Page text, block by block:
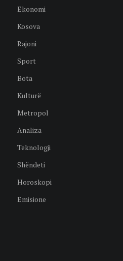
Ekonomi
Kosova
Rajoni
Sport
Bota
Kulturë
Metropol
Analiza
Teknologji
Shëndeti
Horoskopi
Emisione